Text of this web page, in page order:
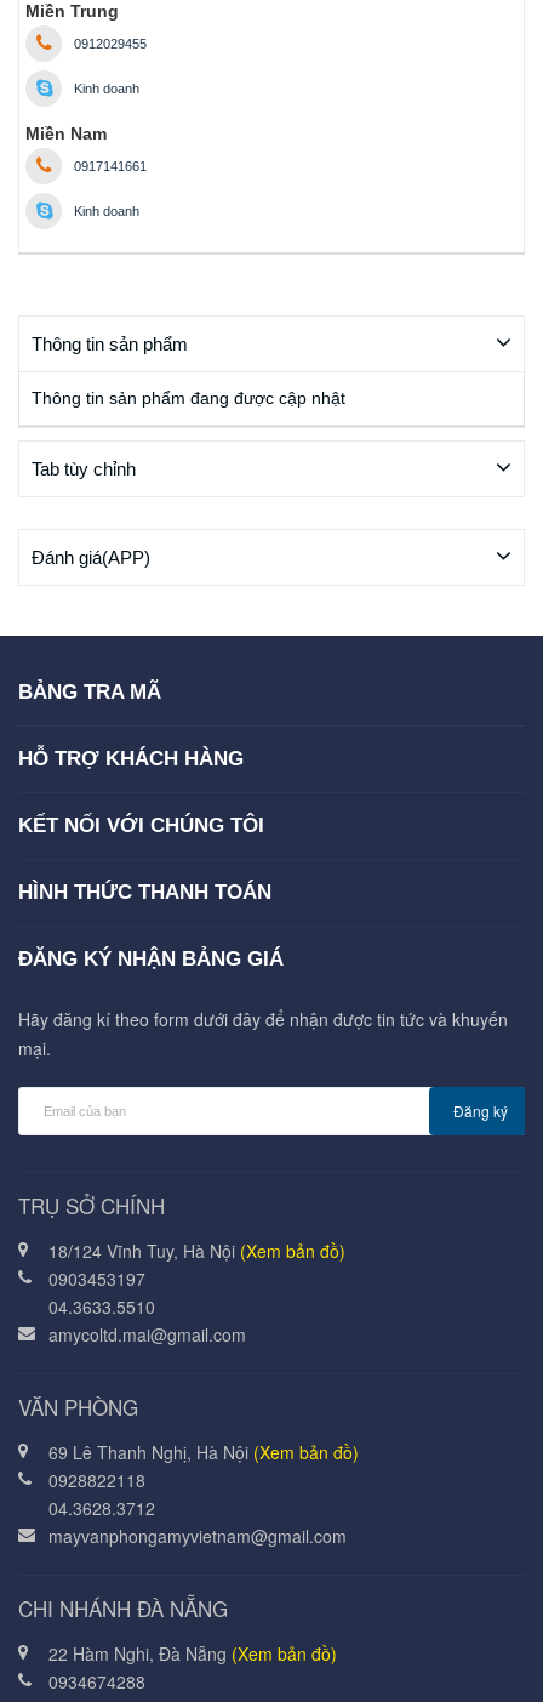
Miền Trung
0912029455
Kinh doanh
Miền Nam
0917141661
Kinh doanh
Thông tin sản phẩm
Thông tin sản phẩm đang được cập nhật
Tab tùy chỉnh
Đánh giá(APP)
BẢNG TRA MÃ
HỖ TRỢ KHÁCH HÀNG
KẾT NỐI VỚI CHÚNG TÔI
HÌNH THỨC THANH TOÁN
ĐĂNG KÝ NHẬN BẢNG GIÁ
Hãy đăng kí theo form dưới đây để nhận được tin tức và khuyến
mại.
Đăng ký
TRỤ SỞ CHÍNH
18/124 Vĩnh Tuy, Hà Nội (Xem bản đồ)
0903453197
04.3633.5510
amycoltd.mai@gmail.com
VĂN PHÒNG
69 Lê Thanh Nghị, Hà Nội (Xem bản đồ)
0928822118
04.3628.3712
mayvanphongamyvietnam@gmail.com
CHI NHÁNH ĐÀ NẴNG
22 Hàm Nghi, Đà Nẵng (Xem bản đồ)
0934674288